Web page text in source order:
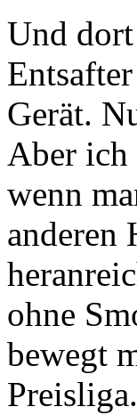
Und
Gerät.
Aber ich
wenn
anderen
ohne
bewegt
Preisliga.